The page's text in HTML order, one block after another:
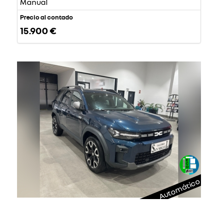
Manual
Precio al contado
15.900 €
Automático